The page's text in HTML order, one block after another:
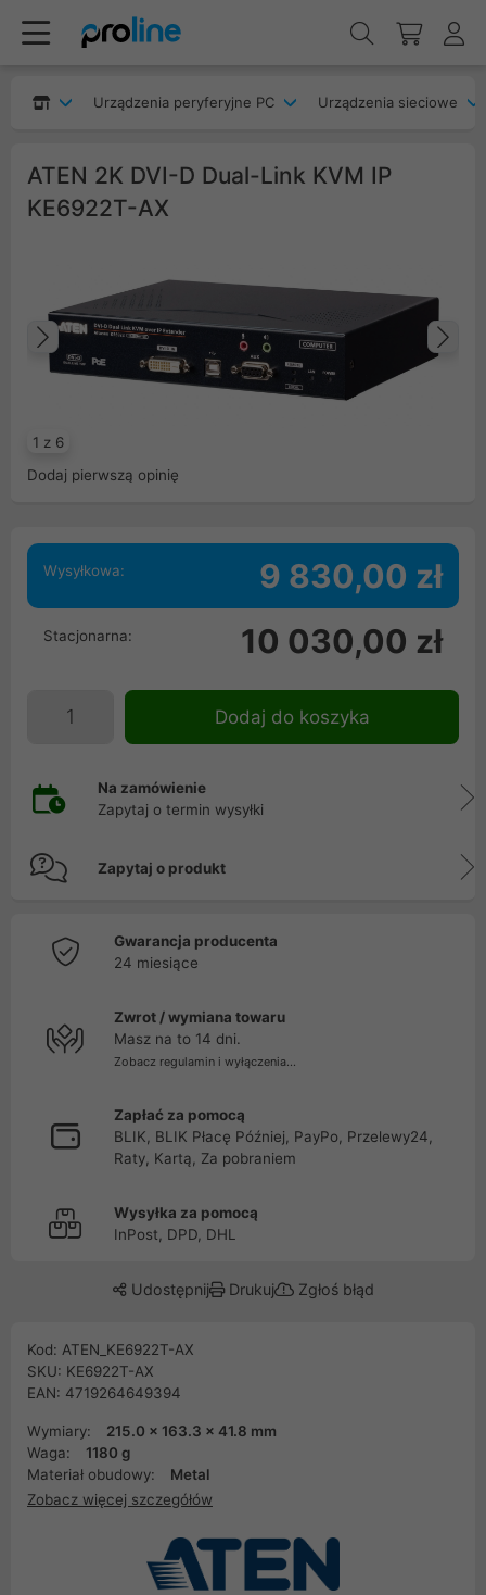
Urządzenia peryferyjne PC Urządzenia sieciowe
ATEN 2K DVI-D Dual-Link KVM IP
KE6922T-AX
1 z 6
Poprzedni
Dodaj pierwszą opinię
Wysyłkowa: 9 830,00 zł
Stacjonarna: 10 030,00 zł
Dodaj do koszyka
Na zamówienie
Zapytaj o termin wysyłki
Zapytaj o produkt
Gwarancja producenta
24 miesiące
Zwrot / wymiana towaru
Masz na to 14 dni.
Zobacz regulamin i wyłączenia...
Zapłać za pomocą
BLIK, BLIK Płacę Później, PayPo, Przelewy24,
Raty, Kartą, Za pobraniem
Wysyłka za pomocą
InPost, DPD, DHL
Udostępnij Drukuj Zgłoś błąd
Kod: ATEN_KE6922T-AX
SKU: KE6922T-AX
EAN: 4719264649394
Wymiary:
215.0 x 163.3 x 41.8 mm
Waga:
1180 g
Materiał obudowy:
Metal
Zobacz więcej szczegółów